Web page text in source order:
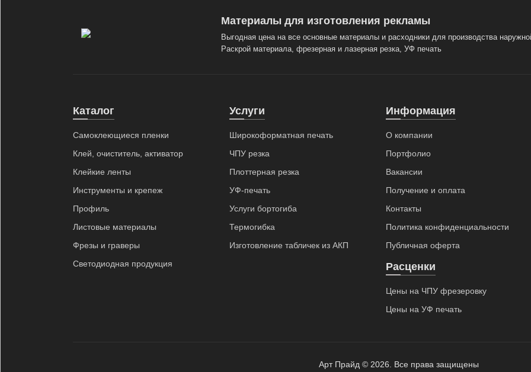
Материалы для изготовления рекламы
Выгодная цена на все основные материалы и расходники для производства
Раскрой материала, фрезерная и лазерная резка, УФ печать
Каталог
Самоклеющиеся пленки
Клей, очиститель, активатор
Клейкие ленты
Инструменты и крепеж
Профиль
Листовые материалы
Фрезы и граверы
Светодиодная продукция
Услуги
Широкоформатная печать
ЧПУ резка
Плоттерная резка
УФ-печать
Услуги бортогиба
Термогибка
Изготовление табличек из АКП
Информация
О компании
Портфолио
Вакансии
Получение и оплата
Контакты
Политика конфиденциальности
Публичная оферта
Расценки
Цены на ЧПУ фрезеровку
Цены на УФ печать
Арт Прайд © 2026. Все права защищены